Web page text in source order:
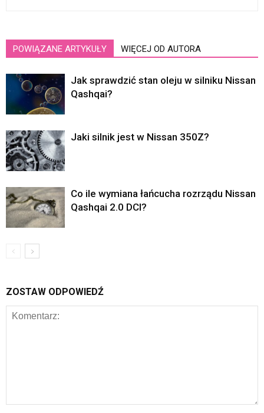
POWIĄZANE ARTYKUŁY WIĘCEJ OD AUTORA
Jak sprawdzić stan oleju w silniku Nissan
Qashqai?
Jaki silnik jest w Nissan 350Z?
Co ile wymiana łańcucha rozrządu Nissan
Qashqai 2.0 DCI?
ZOSTAW ODPOWIEDŹ